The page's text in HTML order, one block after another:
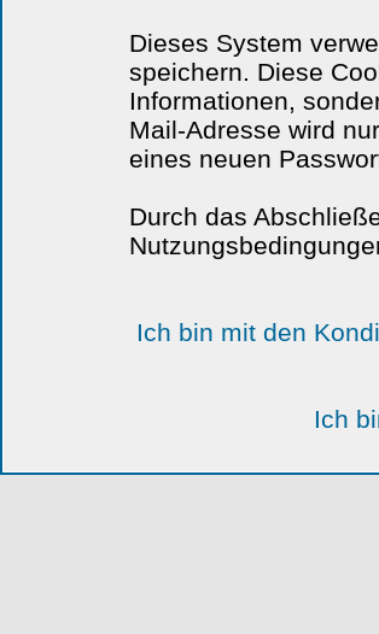
Dieses System
speichern. Diese
Informationen,
Mail-Adresse wird
eines neuen
Durch das
Ich bin mit den
Ich